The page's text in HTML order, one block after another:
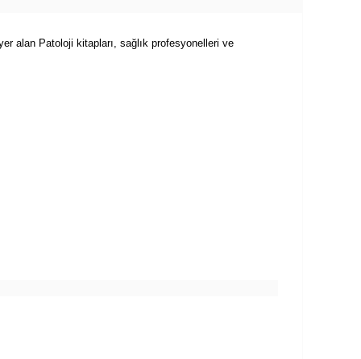
alan Patoloji kitapları, sağlık profesyonelleri ve